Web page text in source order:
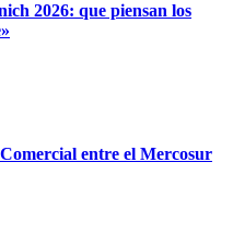
2026: que piensan los
entre el Mercosur